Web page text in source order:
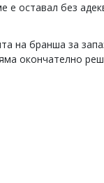
е оставал без
на бранша за
окончателно